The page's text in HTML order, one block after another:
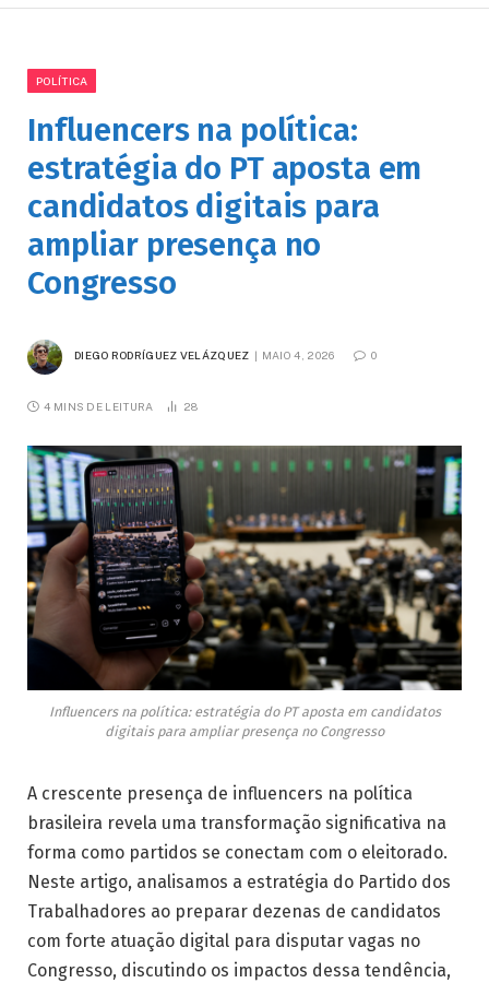
POLÍTICA
Influencers na política:
estratégia do PT aposta em
candidatos digitais para
ampliar presença no
Congresso
DIEGO RODRÍGUEZ VELÁZQUEZ MAIO 4, 2026 0
4 MINS DE LEITURA 28
Influencers na política: estratégia do PT aposta em candidatos
digitais para ampliar presença no Congresso
A crescente presença de influencers na política
brasileira revela uma transformação significativa na
forma como partidos se conectam com o eleitorado.
Neste artigo, analisamos a estratégia do Partido dos
Trabalhadores ao preparar dezenas de candidatos
com forte atuação digital para disputar vagas no
Congresso, discutindo os impactos dessa tendência,